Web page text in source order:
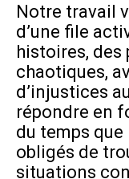
Notre travail
d’une file
histoires, des
chaotiques,
d’injustices
répondre en
du temps
obligés de
situations